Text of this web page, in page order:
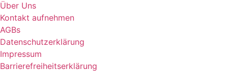
Über Uns
Kontakt aufnehmen
AGBs
Datenschutzerklärung
Impressum
Barrierefreiheitserklärung